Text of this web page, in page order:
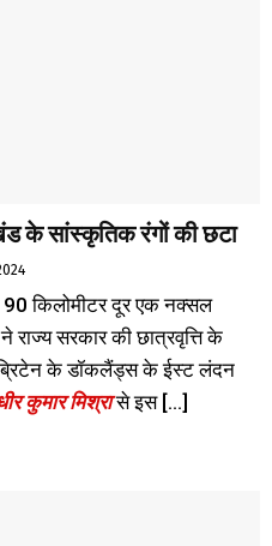
के सांस्कृतिक रंगों की छटा
90 किलोमीटर दूर एक नक्सल
राज्य सरकार की छात्रवृत्ति के
के डॉकलैंड्स के ईस्ट लंदन
कुमार मिश्रासे इस [...]